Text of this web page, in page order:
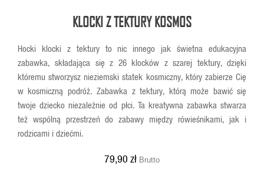
KLOCKI Z TEKTURY KOSMOS
Hocki klocki z tektury to nic innego jak świetna edukacyjna
zabawka, składająca się z 26 klocków z szarej tektury, dzięki
któremu stworzysz nieziemski statek kosmiczny, który zabierze Cię
w kosmiczną podróż. Zabawka z tektury, którą może bawić się
twoje dziecko niezależnie od płci. Ta kreatywna zabawka stwarza
też wspólną przestrzeń do zabawy między rówieśnikami, jak i
rodzicami i dziećmi.
79,90 zł Brutto